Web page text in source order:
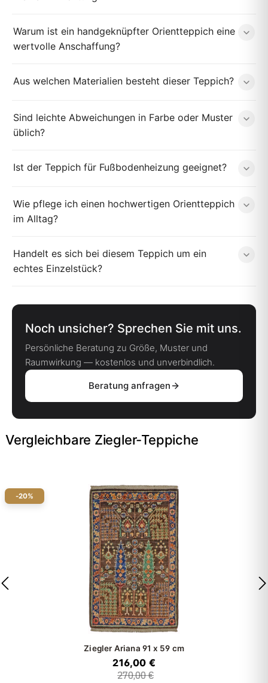
Warum ist ein handgeknüpfter Orientteppich eine
wertvolle Anschaffung?
Aus welchen Materialien besteht dieser Teppich?
Sind leichte Abweichungen in Farbe oder Muster
üblich?
Ist der Teppich für Fußbodenheizung geeignet?
Wie pflege ich einen hochwertigen Orientteppich
im Alltag?
Handelt es sich bei diesem Teppich um ein
echtes Einzelstück?
Noch unsicher? Sprechen Sie mit uns.
Persönliche Beratung zu Größe, Muster und
Raumwirkung — kostenlos und unverbindlich.
Beratung anfragen
Vergleichbare Ziegler-Teppiche
-20%
Ziegler Ariana 91 x 59 cm
216,00 €
270,00 €